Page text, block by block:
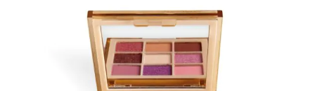
изображенията